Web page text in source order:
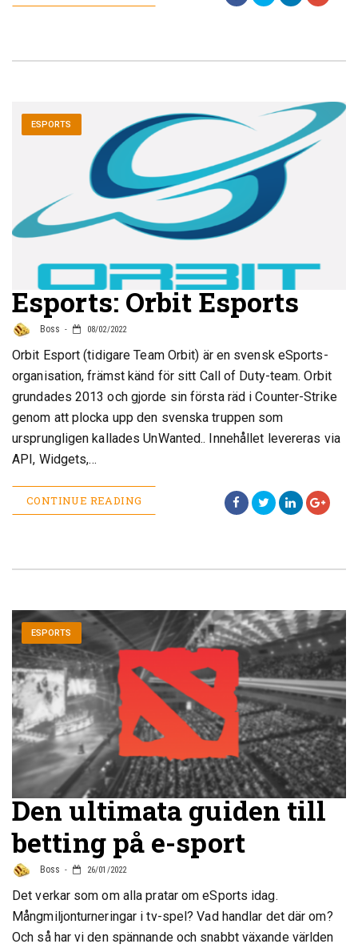
ESPORTS
Esports: Orbit Esports
Boss 08/02/2022
Orbit Esport (tidigare Team Orbit) är en svensk eSports-
organisation, främst känd för sitt Call of Duty-team. Orbit
grundades 2013 och gjorde sin första räd i Counter-Strike
genom att plocka upp den svenska truppen som
ursprungligen kallades UnWanted.. Innehållet levereras via
API, Widgets,…
CONTINUE READING
ESPORTS
Den ultimata guiden till
betting på e-sport
Boss 26/01/2022
Det verkar som om alla pratar om eSports idag.
Mångmiljonturneringar i tv-spel? Vad handlar det där om?
Och så har vi den spännande och snabbt växande världen